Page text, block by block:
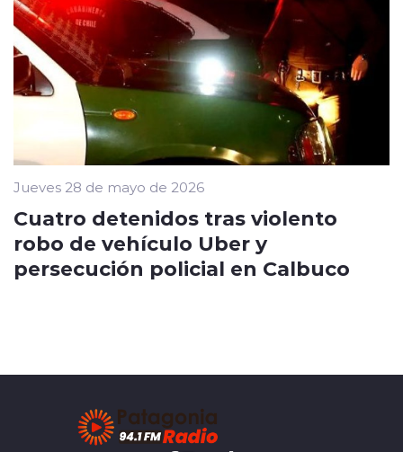
Jueves 28 de mayo de 2026
Cuatro detenidos tras violento
robo de vehículo Uber y
persecución policial en Calbuco